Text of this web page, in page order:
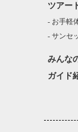
ツアー
お手軽
サンセ
みんな
ガイド